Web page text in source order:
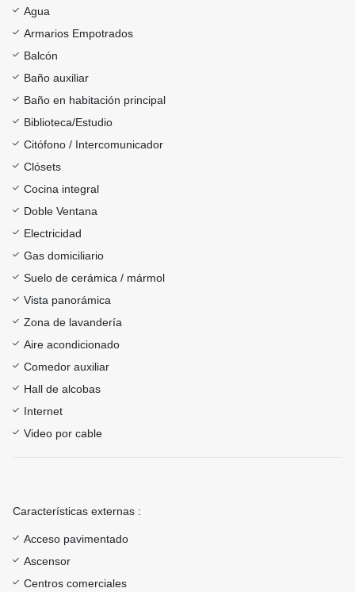
Agua
Armarios Empotrados
Balcón
Baño auxiliar
Baño en habitación principal
Biblioteca/Estudio
Citófono / Intercomunicador
Clósets
Cocina integral
Doble Ventana
Electricidad
Gas domiciliario
Suelo de cerámica / mármol
Vista panorámica
Zona de lavandería
Aire acondicionado
Comedor auxiliar
Hall de alcobas
Internet
Video por cable
Características externas :
Acceso pavimentado
Ascensor
Centros comerciales